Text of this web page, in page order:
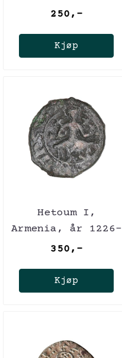
250,-
Kjøp
Hetoum I,
Armenia, år 1226-
1271
350,-
Kjøp